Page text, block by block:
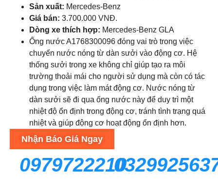
Sản xuất: Mercedes-Benz
Giá bán: 3.700.000 VNĐ.
Dòng xe thích hợp: Mercedes-Benz GLA
Ống nước A1768300096 đóng vai trò trong việc
chuyển nước nóng từ dàn sưởi vào động cơ. Hệ
thống sưởi trong xe không chỉ giúp tạo ra môi
trường thoải mái cho người sử dụng mà còn có tác
dụng trong việc làm mát động cơ. Nước nóng từ
dàn sưởi sẽ đi qua ống nước này để duy trì một
nhiệt độ ổn định trong động cơ, tránh tình trạng quá
nhiệt và giúp động cơ hoạt động ổn định hơn.
Nhận Báo Giá Ngay
0979722210